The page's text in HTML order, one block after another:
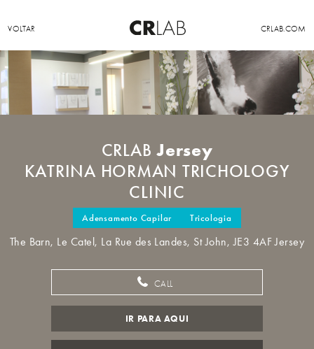
VOLTAR CRLAB.COM
CRLAB Jersey
KATRINA HORMAN TRICHOLOGY
CLINIC
Adensamento Capilar Tricologia
The Barn, Le Catel, La Rue des Landes, St John, JE3 4AF Jersey
CALL
IR PARA AQUI